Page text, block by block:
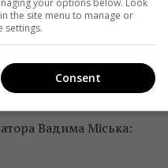
ЗМІ.
ЗМІ та їхній
протесту».
Вадима Міська:
your options below. Look
the site menu to manage or
settings.
Consent